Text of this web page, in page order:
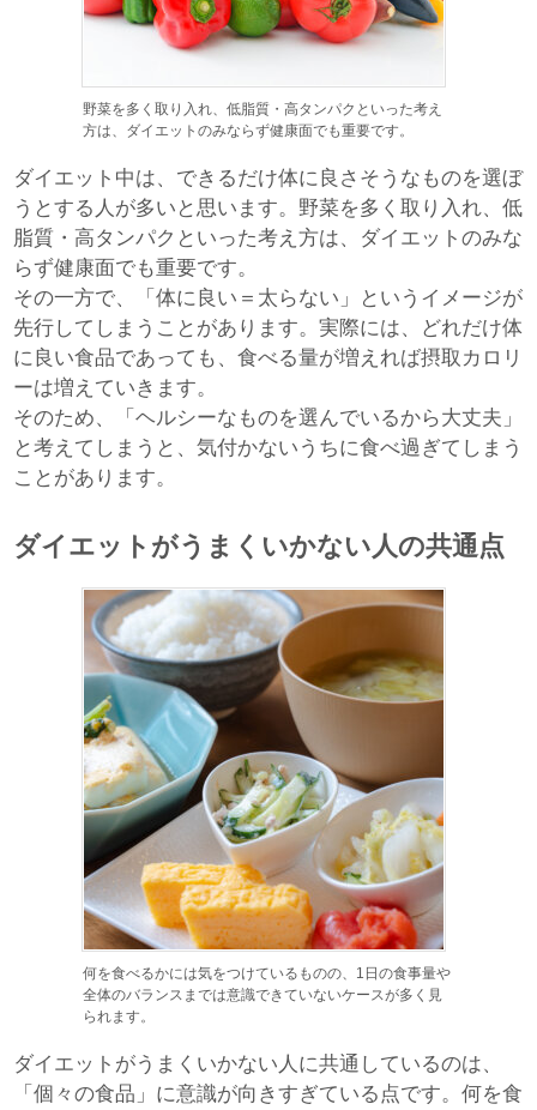
野菜を多く取り入れ、低脂質・高タンパクといった考え
方は、ダイエットのみならず健康面でも重要です。
ダイエット中は、できるだけ体に良さそうなものを選ぼ
うとする人が多いと思います。野菜を多く取り入れ、低
脂質・高タンパクといった考え方は、ダイエットのみな
らず健康面でも重要です。
その一方で、「体に良い＝太らない」というイメージが
先行してしまうことがあります。実際には、どれだけ体
に良い食品であっても、食べる量が増えれば摂取カロリ
ーは増えていきます。
そのため、「ヘルシーなものを選んでいるから大丈夫」
と考えてしまうと、気付かないうちに食べ過ぎてしまう
ことがあります。
ダイエットがうまくいかない人の共通点
何を食べるかには気をつけているものの、1日の食事量や
全体のバランスまでは意識できていないケースが多く見
られます。
ダイエットがうまくいかない人に共通しているのは、
「個々の食品」に意識が向きすぎている点です。何を食